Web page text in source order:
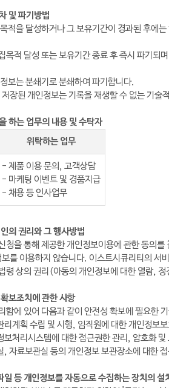
및 파기방법
적을 달성하거나 그 보유기간이 경과된 후에
목적 달성 또는 보유기간 종료 후 즉시 파기되
보는 분쇄기로 분쇄하여 파기합니다.
장된 개인정보는 기록을 재생할 수 없는 기술
하는 업무의 내용 및 수탁자
위탁하는 업무
- 제품 이용 문의, 고객상담
- 마케팅 이벤트 및 경품지급
- 채용 등 인사업무
의 권리와 그 행사방법
청을 통해 제공한 개인정보이용에 관한 동의
를 이용하지 않습니다. 이스트시큐리티의
령 상의 권리(아동의 개인정보에 대한 열람,
보조치에 관한 사항
함에 있어 다음과 같이 안전성 확보에 필요한
계획 수립 및 시행, 임직원에 대한 개인정보
처리시스템에 대한 접근권한 관리, 암호화 및
자료보관실 등의 개인정보 보관장소에 대한 접
등 개인정보를 자동으로 수집하는 장치의 설